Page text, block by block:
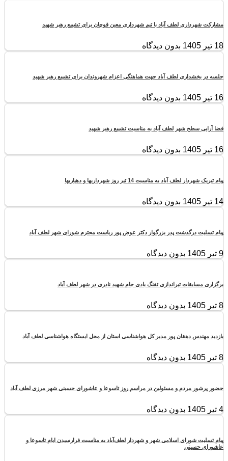
مشارکت شهرداری لطف آباد با تیم شهرداری معین قوچان برای تشییع رهبر شهید
18 تیر 1405 بدون دیدگاه
جلسه در بخشداری لطف آباد جهت هماهنگی اعزام شهروندان برای تشییع رهبر شهید
16 تیر 1405 بدون دیدگاه
فضا آرایی سطح شهر لطف آباد به مناسبت تشییع رهبر شهید
16 تیر 1405 بدون دیدگاه
پیام تبریک شهردار لطف آباد به مناسبت 14 تیر روز شهرداریها و دهیاریها
14 تیر 1405 بدون دیدگاه
پیام تسلیت درگذشت پدر بزرگوار دکتر عوض پور ریاست محترم شورای شهر لطف آباد
9 تیر 1405 بدون دیدگاه
برگزاری مسابقات تیراندازی تفنگ بادی جام شهید نادری در شهر لطف آباد
8 تیر 1405 بدون دیدگاه
بازدید مهندس دهقان پور مدیر کل هواشناسی استان از محل ایستگاه هواشناسی لطف آباد
8 تیر 1405 بدون دیدگاه
حضور پرشور مردم و مسئولین در مراسم روز تاسوعا و عاشورای حسینی شهر مرزی لطف آباد
4 تیر 1405 بدون دیدگاه
پیام تسلیت شورای اسلامی شهر و شهردار لطف‌آباد به مناسبت فرارسیدن ایام تاسوعا و
عاشورای حسینی